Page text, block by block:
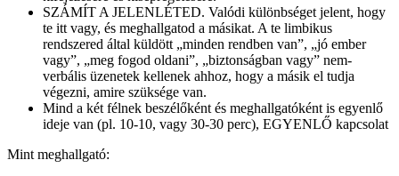
SZÁMÍT A JELENLÉTED. Valódi különbséget jelent, hogy
te itt vagy, és meghallgatod a másikat. A te limbikus
rendszered által küldött „minden rendben van”, „jó ember
vagy”, „meg fogod oldani”, „biztonságban vagy” nem-
verbális üzenetek kellenek ahhoz, hogy a másik el tudja
végezni, amire szüksége van.
Mind a két félnek beszélőként és meghallgatóként is egyenlő
ideje van (pl. 10-10, vagy 30-30 perc), EGYENLŐ kapcsolat
Mint meghallgató: